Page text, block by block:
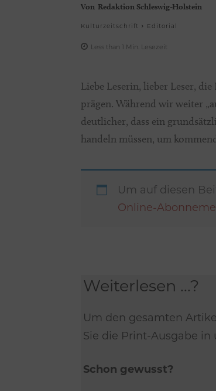
Von Redaktion Schleswig-Holstein
Kulturzeitschrift Editorial
Less than 1 Min. Lesezeit
Liebe Leserin, lieber Leser,
prägen. Während wir weiter
deutlicher, dass ein
handeln müssen, um
Um auf diesen
Online-
Weiterlesen ...?
Um den gesamten
Sie die Print-Ausgabe in
Schon gewusst?